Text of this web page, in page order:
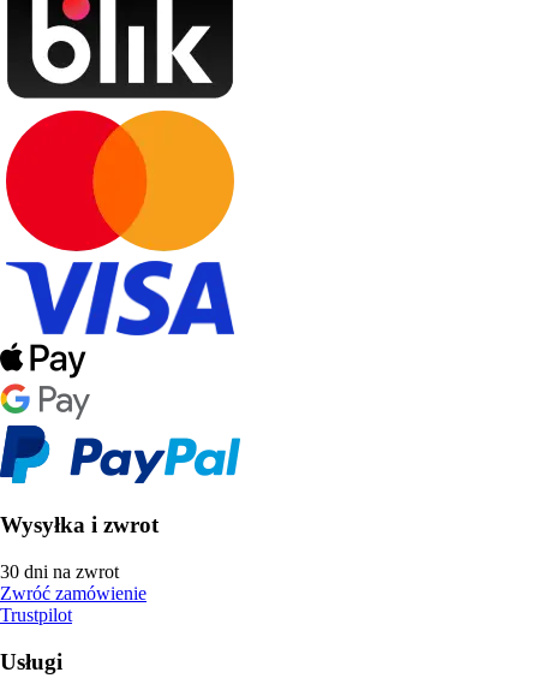
Wysyłka i zwrot
30 dni na zwrot
Zwróć zamówienie
Trustpilot
Usługi